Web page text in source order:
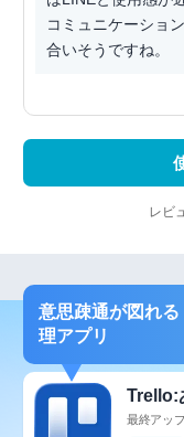
コミュニケーショ
合いそうですね。
レビ
意思疎通が図れ
理アプリ
Trello:
最終アッ